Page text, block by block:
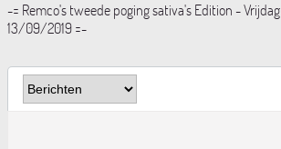
-= Remco's tweede poging sativa's Edition - Vrijdag
13/09/2019 =-